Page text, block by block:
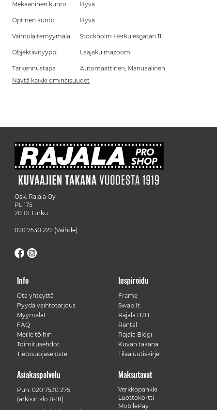
Mekaaninen kunto Hyvä
Optinen kunto Hyvä
Vaihtolaitemyymälä Stockholm Herkulesgatan 11
Objektiivityyppi Laajakulmazoom
Tarkennustapa
Automaattinen, Manuaalinen
Näytä kaikki ominaisuudet
Osk. Rajala Oy
PL 175
20101 Turku
020 7530 222 (Vaihde)
Info
Ota yhteyttä
Pyydä vaihtotarjous
Myymälät
FAQ
Meille töihin
Toimitusehdot
Tietosuojaseloste
Inspiroidu
Frame
Swap It
Rajala B2B
Rental
Rajala Blogi
Kuvan takana
Tilaa uutiskirje
Maksutavat
Verkkopankki
Luottokortti
MobilePay
Asiakaspalvelu
Puh. 020 7530 275
(arkisin klo 8-18)